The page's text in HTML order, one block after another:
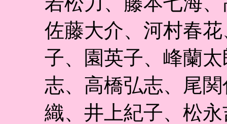
佐藤大介、河村春
子、園英子、峰蘭
志、高橋弘志、尾
織、井上紀子、松